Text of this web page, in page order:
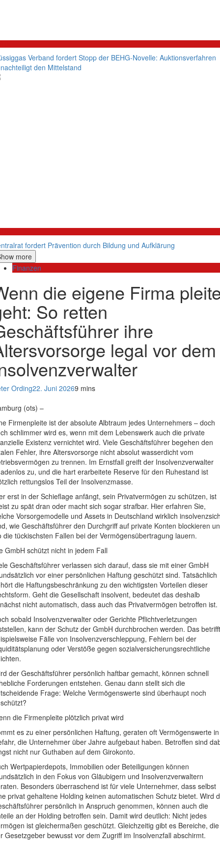
Verband fordert Stopp der BEHG-Novelle: Auktionsverfahren
den Mittelstand
fordert Prävention durch Bildung und Aufklärung
more
Finanzen
die eigene Firma
So retten
ihre
legal vor dem
Ording22. Juni 20269 mins
(ots) –
Firmenpleite ist der absolute Albtraum jedes Unternehmers – doch
schlimmer wird es, wenn mit dem Lebenswerk auch die private
Existenz vernichtet wird. Viele Geschäftsführer begehen den
Fehler, ihre Altersvorsorge nicht absolut wasserdicht vom
zu trennen. Im Ernstfall greift der Insolvenzverwalter
zu, und die hart erarbeitete Reserve für den Ruhestand ist
rettungslos Teil der Insolvenzmasse.
erst in der Schieflage anfängt, sein Privatvermögen zu schützen, ist
zu spät dran oder macht sich sogar strafbar. Hier erfahren Sie,
Vorsorgemodelle und Assets in Deutschland wirklich
wie Geschäftsführer den Durchgriff auf private Konten blockieren
die tückischsten Fallen bei der Vermögensübertragung lauern.
GmbH schützt nicht in jedem Fall
Geschäftsführer verlassen sich darauf, dass sie mit einer GmbH
vor einer persönlichen Haftung geschützt sind. Tatsächlich
die Haftungsbeschränkung zu den wichtigsten Vorteilen dieser
Geht die Gesellschaft insolvent, bedeutet das deshalb
nicht automatisch, dass auch das Privatvermögen betroffen ist.
sobald Insolvenzverwalter oder Gerichte Pflichtverletzungen
kann der Schutz der GmbH durchbrochen werden. Das betrifft
Fälle von Insolvenzverschleppung, Fehlern bei der
oder Verstöße gegen sozialversicherungsrechtliche
der Geschäftsführer persönlich haftbar gemacht, können schnell
Forderungen entstehen. Genau dann stellt sich die
Frage: Welche Vermögenswerte sind überhaupt noch
die Firmenpleite plötzlich privat wird
es zu einer persönlichen Haftung, geraten oft Vermögenswerte in
die Unternehmer über Jahre aufgebaut haben. Betroffen sind
nicht nur Guthaben auf dem Girokonto.
Wertpapierdepots, Immobilien oder Beteiligungen können
in den Fokus von Gläubigern und Insolvenzverwaltern
Besonders überraschend ist für viele Unternehmer, dass selbst
privat gehaltene Holding keinen automatischen Schutz bietet. Wird
persönlich in Anspruch genommen, können auch die
an der Holding betroffen sein. Damit wird deutlich: Nicht jedes
ist gleichermaßen geschützt. Gleichzeitig gibt es Bereiche, die
Gesetzgeber bewusst vor dem Zugriff im Insolvenzfall abschirmt.